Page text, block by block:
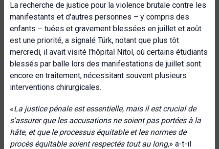
La recherche de justice pour la violence brutale contre les
manifestants et d'autres personnes – y compris des
enfants – tuées et gravement blessées en juillet et août
est une priorité, a signalé Türk, notant que plus tôt
mercredi, il avait visité l'hôpital Nitol, où certains étudiants
blessés par balle lors des manifestations de juillet sont
encore en traitement, nécessitant souvent plusieurs
interventions chirurgicales.
«La justice pénale est essentielle, mais il est crucial de
s'assurer que les accusations ne soient pas portées à la
hâte, et quele processus équitable etles normes de
procès équitable soient respectés tout au long,» a-t-il